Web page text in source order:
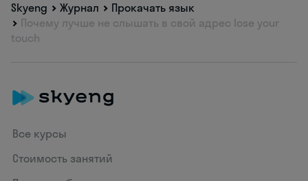
Skyeng Журнал
Прокачать язык
Почему лучше не слышать в свой адрес lose your
touch
Все курсы
Стоимость занятий